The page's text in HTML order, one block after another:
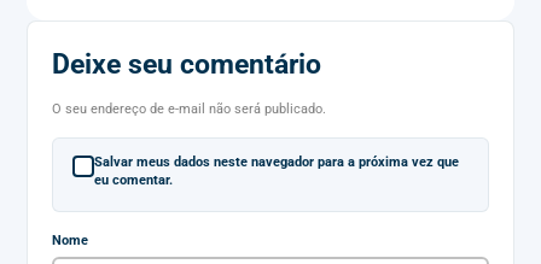
Deixe seu comentário
O seu endereço de e-mail não será publicado.
Salvar meus dados neste navegador para a próxima vez que
eu comentar.
Nome